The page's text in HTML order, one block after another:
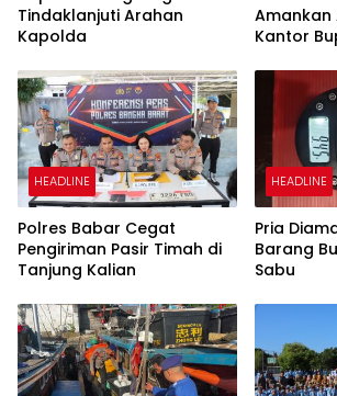
Tindaklanjuti Arahan
Kapolda
Amankan
Kantor
HEADLINE
Polres Babar Cegat
Pengiriman Pasir Timah di
Tanjung Kalian
HEADLINE
Pria
Barang
Sabu